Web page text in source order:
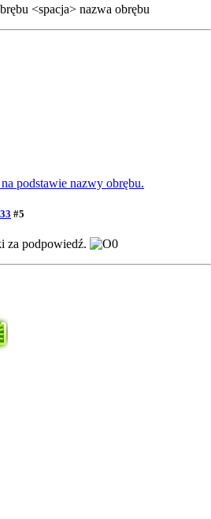
<spacja> nazwa obrębu
podstawie nazwy obrębu.
#5
za podpowiedź.